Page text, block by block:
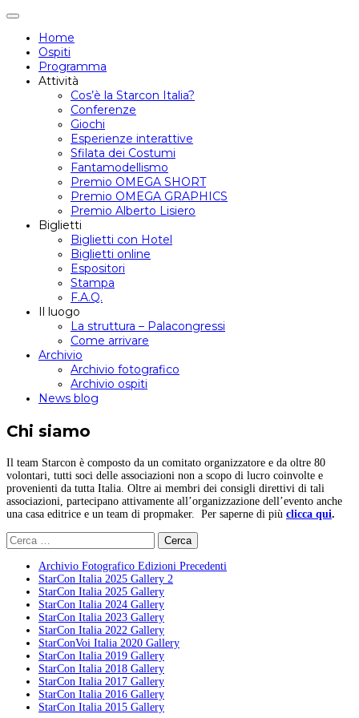
Attiva/disattiva
navigazione
Home
Ospiti
Programma
Attività
Cos’è la Starcon Italia?
Conferenze
Giochi
Esperienze interattive
Sfilata dei Costumi
Fantamodellismo
Premio OMEGA SHORT
Premio OMEGA GRAPHICS
Premio Alberto Lisiero
Biglietti
Biglietti con Hotel
Biglietti online
Espositori
Stampa
F.A.Q.
Il luogo
La struttura – Palacongressi
Come arrivare
Archivio
Archivio fotografico
Archivio ospiti
News blog
Chi siamo
Il team Starcon è composto da un comitato organizzatore e da oltre 80
volontari, tutti soci delle associazioni non a scopo di lucro coinvolte e
provenienti da tutta Italia. Oltre ai membri dei consigli direttivi di tali
associazioni, partecipano attivamente all’organizzazione dell’evento anche
una casa editrice e un team di propmaker. Per saperne di più clicca qui.
Ricerca
per:
Archivio Fotografico Edizioni Precedenti
StarCon Italia 2025 Gallery 2
StarCon Italia 2025 Gallery
StarCon Italia 2024 Gallery
StarCon Italia 2023 Gallery
StarCon Italia 2022 Gallery
StarConVoi Italia 2020 Gallery
StarCon Italia 2019 Gallery
StarCon Italia 2018 Gallery
StarCon Italia 2017 Gallery
StarCon Italia 2016 Gallery
StarCon Italia 2015 Gallery